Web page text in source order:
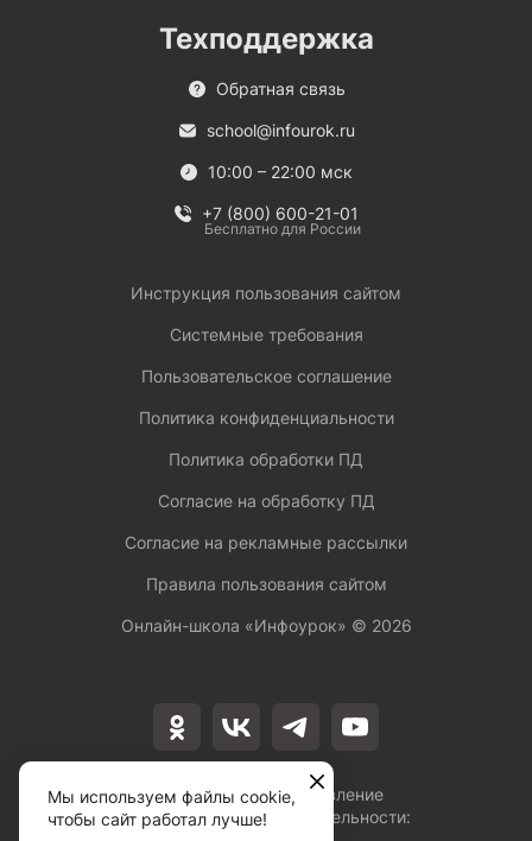
Лицензия на осуществление
образовательной деятельности:
Техподдержка
Обратная связь
school@infourok.ru
10:00 – 22:00 мск
+7 (800) 600-21-01
Бесплатно для России
Инструкция пользования сайтом
Системные требования
Пользовательское соглашение
Политика конфиденциальности
Политика обработки ПД
Согласие на обработку ПД
Согласие на рекламные рассылки
Правила пользования сайтом
Онлайн-школа «Инфоурок» © 2026
Мы используем файлы cookie,
чтобы сайт работал лучше!